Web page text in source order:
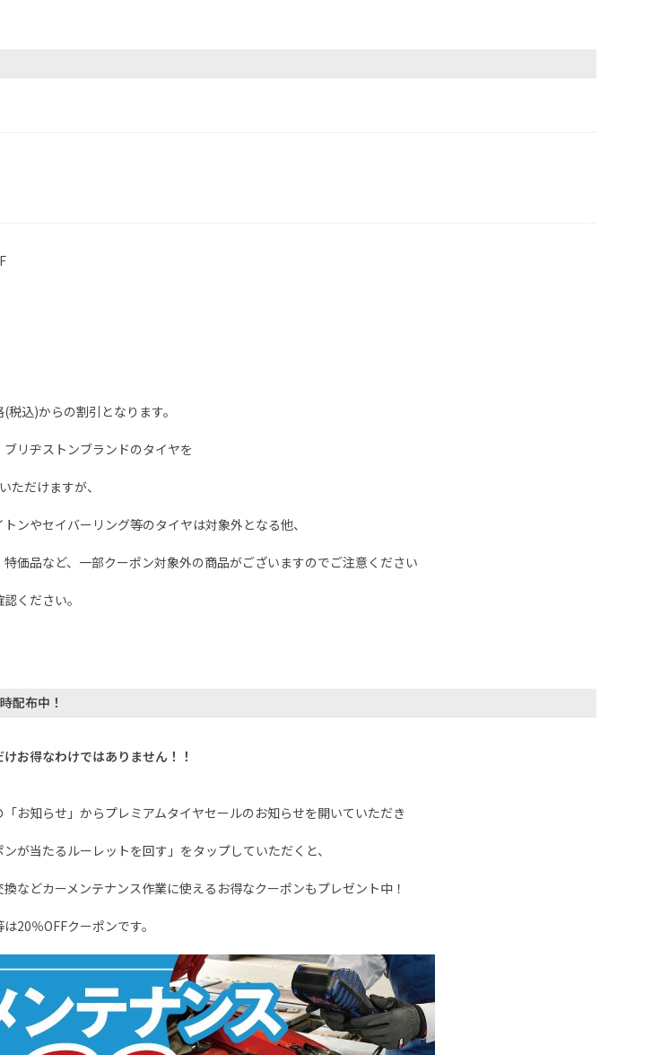
込)からの割引となります。
リヂストンブランドのタイヤを
ただけますが、
ンやセイバーリング等のタイヤは対象外となる他、
価品など、一部クーポン対象外の商品がございますのでご注意ください
ください。
配布中！
お得なわけではありません！！
お知らせ」からプレミアムタイヤセールのお知らせを開いていただき
が当たるルーレットを回す」をタップしていただくと、
などカーメンテナンス作業に使えるお得なクーポンもプレゼント中！
20％OFFクーポンです。